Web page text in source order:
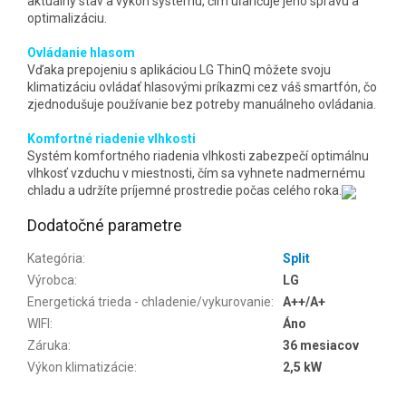
optimalizáciu.
Ovládanie hlasom
Vďaka prepojeniu s aplikáciou LG ThinQ môžete svoju
klimatizáciu ovládať hlasovými príkazmi cez váš smartfón, čo
zjednodušuje používanie bez potreby manuálneho ovládania.
Komfortné riadenie vlhkosti
Systém komfortného riadenia vlhkosti zabezpečí optimálnu
vlhkosť vzduchu v miestnosti, čím sa vyhnete nadmernému
chladu a udržíte príjemné prostredie počas celého roka.
Dodatočné parametre
Kategória:
Split
Výrobca:
LG
Energetická trieda - chladenie/vykurovanie:
A++/A+
WIFI :
Áno
Záruka:
36 mesiacov
Výkon klimatizácie: 2,5 kW